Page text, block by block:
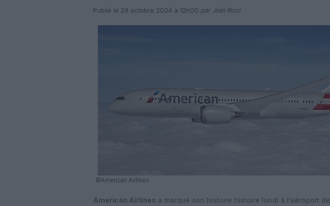
Publié le 29 octobre 2024 à 12h00 par Joël Ricci
©American Airlines
American Airlines a marqué son histoire histoire lundi à l’aéroport de